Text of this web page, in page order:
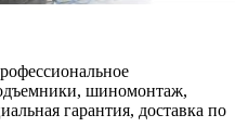
шиномонтаж,
гарантия, доставка по